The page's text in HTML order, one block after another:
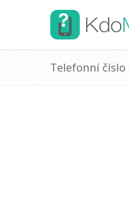
Telefonní číslo